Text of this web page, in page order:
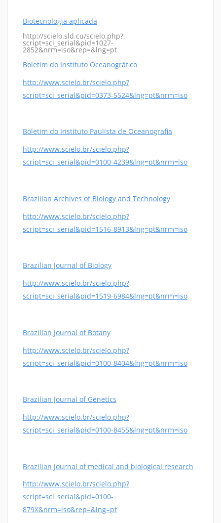
Biotecnologia aplicada
http://scielo.sld.cu/scielo.php?
script=sci_serial&pid=1027-
2852&nrm=iso&rep=&lng=pt
Boletim do Instituto Oceanográfico
http://www.scielo.br/scielo.php?
script=sci_serial&pid=0373-5524&lng=pt&nrm=iso
Boletim do Instituto Paulista de Oceanografia
http://www.scielo.br/scielo.php?
script=sci_serial&pid=0100-4239&lng=pt&nrm=iso
Brazilian Archives of Biology and Technology
http://www.scielo.br/scielo.php?
script=sci_serial&pid=1516-8913&lng=pt&nrm=iso
Brazilian Journal of Biology
http://www.scielo.br/scielo.php?
script=sci_serial&pid=1519-6984&lng=pt&nrm=iso
Brazilian Journal of Botany
http://www.scielo.br/scielo.php?
script=sci_serial&pid=0100-8404&lng=pt&nrm=iso
Brazilian Journal of Genetics
http://www.scielo.br/scielo.php?
script=sci_serial&pid=0100-8455&lng=pt&nrm=iso
Brazilian Journal of medical and biological research
http://www.scielo.br/scielo.php?
script=sci_serial&pid=0100-
879X&nrm=iso&rep=&lng=pt